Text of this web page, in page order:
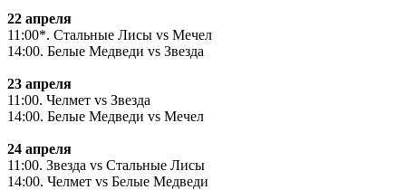
22 апреля
11:00*. Стальные Лисы vs Мечел
14:00. Белые Медведи vs Звезда
23 апреля
11:00. Челмет vs Звезда
14:00. Белые Медведи vs Мечел
24 апреля
11:00. Звезда vs Стальные Лисы
14:00. Челмет vs Белые Медведи